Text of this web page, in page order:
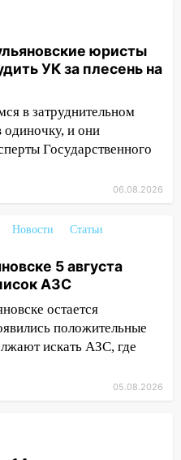
ДТП и получили
перед
репутацию
обращении с
перевозчик
с чужими
накопил
Ульяновской
и обращение
Евро 4
юристы
УК за плесень на
в затруднительном
одиночку, и они
Государственного
06.08.2026
Новости
Статьи
5 августа
АЗС
остается
положительные
искать АЗС, где
05.08.2026